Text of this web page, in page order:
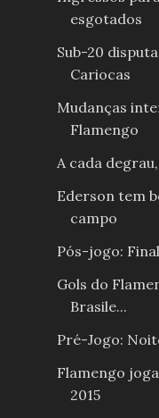
esgotados
Sub-20
Cariocas
Mudanças
Flamengo
A cada
Ederson tem
campo
Pós-jogo:
Gols do
Brasile...
Pré-Jogo:
Flamengo
2015